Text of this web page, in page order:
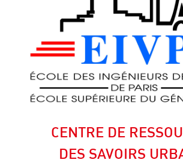
CENTRE DE
DES SAVOIRS